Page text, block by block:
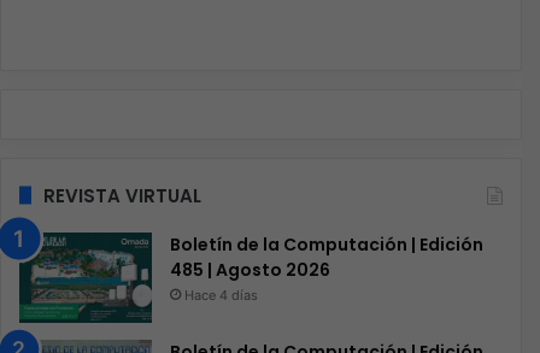
REVISTA VIRTUAL
Boletín de la Computación | Edición
485 | Agosto 2026
Hace 4 días